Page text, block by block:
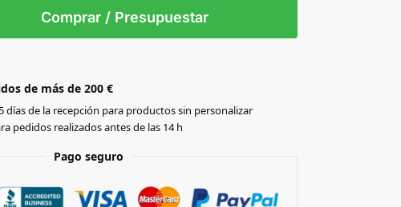
Comprar / Presupuestar
de más de 200 €
días de la recepción para productos sin personalizar
pedidos realizados antes de las 14 h
Pago seguro